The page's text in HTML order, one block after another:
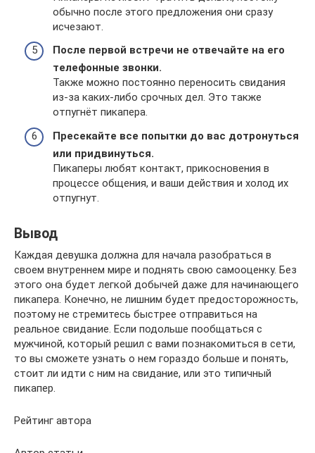
обычно после этого предложения они сразу
исчезают.
После первой встречи не отвечайте на его
телефонные звонки.
Также можно постоянно переносить свидания
из-за каких-либо срочных дел. Это также
отпугнёт пикапера.
Пресекайте все попытки до вас дотронуться
или придвинуться.
Пикаперы любят контакт, прикосновения в
процессе общения, и ваши действия и холод их
отпугнут.
Вывод
Каждая девушка должна для начала разобраться в
своем внутреннем мире и поднять свою самооценку. Без
этого она будет легкой добычей даже для начинающего
пикапера. Конечно, не лишним будет предосторожность,
поэтому не стремитесь быстрее отправиться на
реальное свидание. Если подольше пообщаться с
мужчиной, который решил с вами познакомиться в сети,
то вы сможете узнать о нем гораздо больше и понять,
стоит ли идти с ним на свидание, или это типичный
пикапер.
Рейтинг автора